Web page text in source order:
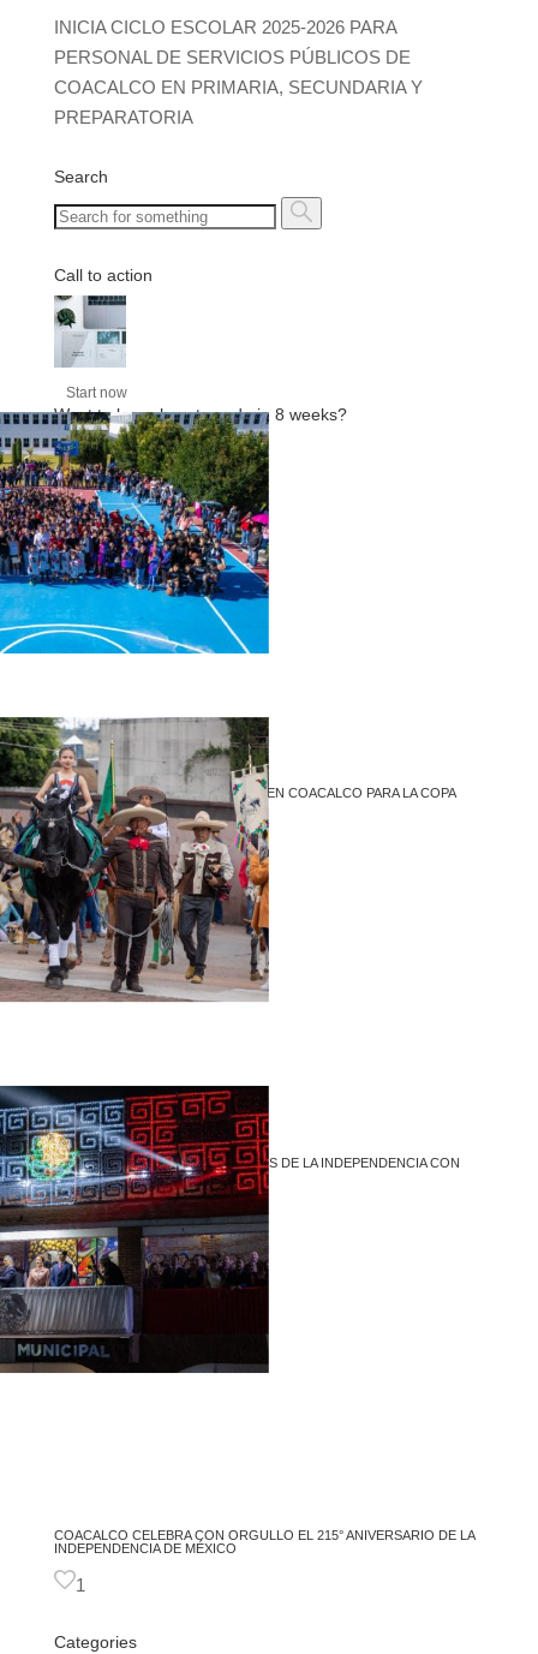
INICIA CICLO ESCOLAR 2025-2026 PARA
PERSONAL DE SERVICIOS PÚBLICOS DE
COACALCO EN PRIMARIA, SECUNDARIA Y
PREPARATORIA
Search
Call to action
Start now
Want to learn how to code in 8 weeks?
Purchase Essentials
Recent Posts
NIÑEZ Y JUVENTUD SE DAN CITA EN COACALCO PARA LA COPA
TELMEX TELCEL
1
COACALCO HONRA A LOS HÉROES DE LA INDEPENDENCIA CON
TRADICIONAL DESFILE
1
COACALCO CELEBRA CON ORGULLO EL 215° ANIVERSARIO DE LA
INDEPENDENCIA DE MÉXICO
1
Categories